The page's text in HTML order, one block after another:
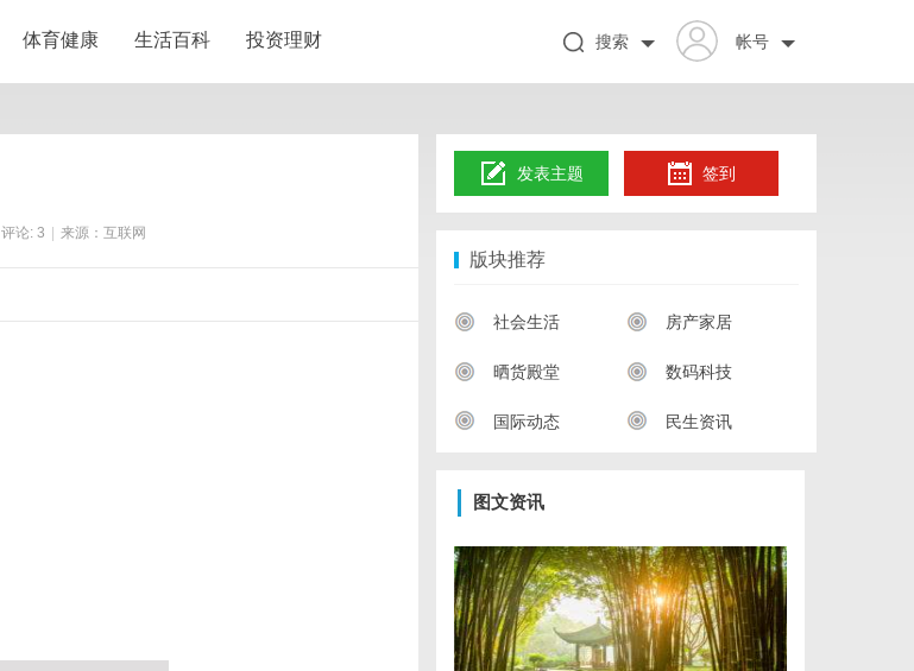
体育健康 生活百科 投资理财 帐号
搜索
评论: 3 来源：互联网
发表主题 签到
版块推荐
社会生活 房产家居
晒货殿堂 数码科技
国际动态 民生资讯
图文资讯